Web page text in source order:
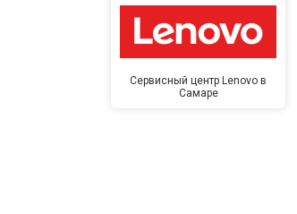
Сервисный центр Lenovo в
Самаре